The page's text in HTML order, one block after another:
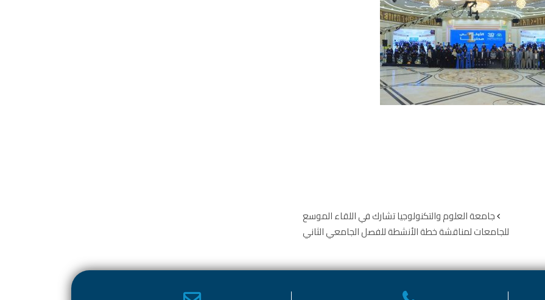
جامعة العلوم والتكنولوجيا تشارك في اللقاء الموسع
للجامعات لمناقشة خطة الأنشطة للفصل الجامعي الثاني